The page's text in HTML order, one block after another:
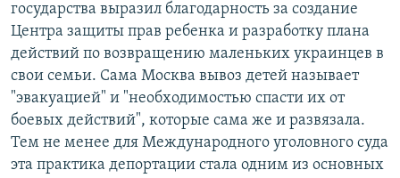
государства выразил благодарность за создание
Центра защиты прав ребенка и разработку плана
действий по возвращению маленьких украинцев в
свои семьи. Сама Москва вывоз детей называет
"эвакуацией" и "необходимостью спасти их от
боевых действий", которые сама же и развязала.
Тем не менее для Международного уголовного суда
эта практика депортации стала одним из основных